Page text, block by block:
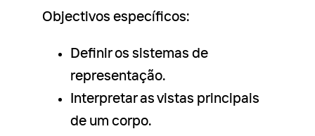
Objectivos específicos:
Definir os sistemas de
representação.
Interpretar as vistas principais
de um corpo.